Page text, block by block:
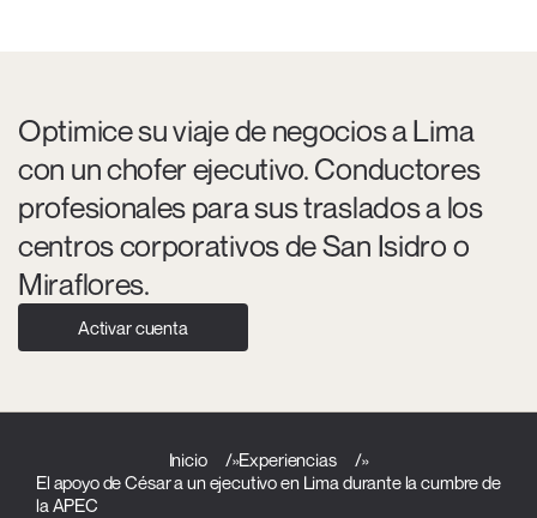
Optimice su viaje de negocios a Lima
con un chofer ejecutivo. Conductores
profesionales para sus traslados a los
centros corporativos de San Isidro o
Miraflores.
Activar cuenta
Inicio »Experiencias
»
El apoyo de César a un ejecutivo en Lima durante la cumbre de
la APEC